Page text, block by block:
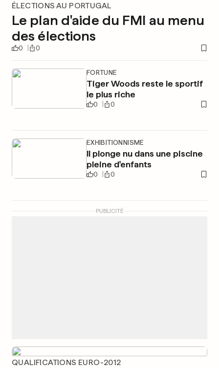
ÉLECTIONS AU PORTUGAL
Le plan d'aide du FMI au menu
des élections
0 0
FORTUNE
Tiger Woods reste le sportif
le plus riche
0 0
EXHIBITIONNISME
Il plonge nu dans une piscine
pleine d'enfants
0 0
PUBLICITÉ
QUALIFICATIONS EURO-2012